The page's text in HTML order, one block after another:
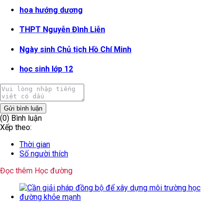
hoa hướng dương
THPT Nguyễn Đình Liễn
Ngày sinh Chủ tịch Hồ Chí Minh
học sinh lớp 12
Gửi bình luận
(0) Bình luận
Xếp theo:
Thời gian
Số người thích
Đọc thêm Học đường